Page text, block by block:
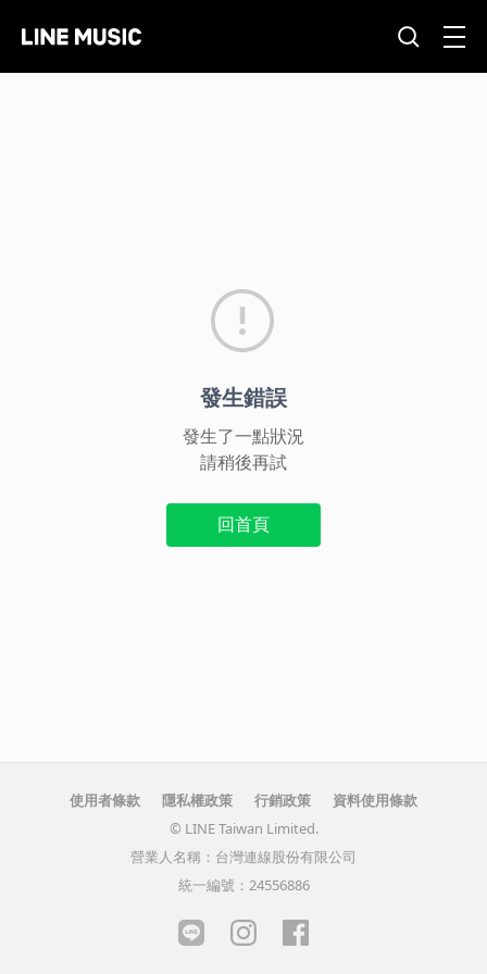
發生錯誤
發生了一點狀況
請稍後再試
回首頁
使用者條款 隱私權政策 行銷政策
資料使用條款
© LINE Taiwan Limited.
營業人名稱：台灣連線股份有限公司
統一編號：24556886